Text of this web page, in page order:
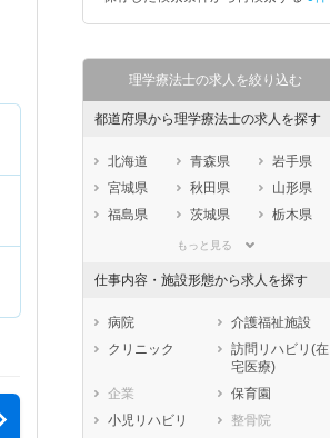
理学療法士の求人を絞り込む
都道府県から理学療法士の求人を探す
北海道 青森県
岩手県
宮城県
秋田県
山形県
福島県
茨城県
栃木県
埼玉県
石川県
福井県
岐阜県
静岡県
愛知県
三重県
大阪府
兵庫県
奈良県
鳥取県
島根県
もっと見る
仕事内容・施設形態から求人を探す
病院
介護福祉施設
クリニック
訪問リハビリ(在
宅医療)
企業
保育園
小児リハビリ
整骨院